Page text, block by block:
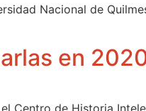
Nacional de
en